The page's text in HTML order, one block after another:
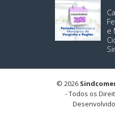
e
© 2026
- Todos os